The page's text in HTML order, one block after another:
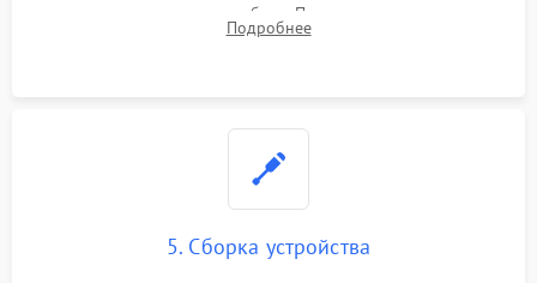
памяти при программных сбоях. При поломке подсветки —
разборка матрицы и замена выгоревших светодиодов.
Подробнее
5. Сборка устройства